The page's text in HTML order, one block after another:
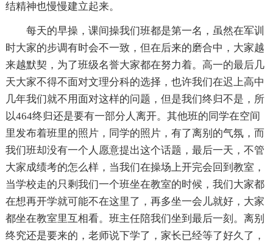
结精神也慢慢建立起来。
每天的早操，课间操我们班都是第一名，虽然在军训
时大家的步调有时会不一致，但在后来的磨合中，大家越
来越默契，为了班级名誉大家都在努力着。高一的最后几
天大家不得不面对文理分科的选择，也许我们在迟上高中
几年我们就不用面对这样的问题，但是我们终归不是，所
以464终归还是要有一部分人离开。其他班的同学在空间
里发布着班里的照片，同学的照片，有了离别的气氛，而
我们班却没有一个人愿意提出这个话题，最后一天，不管
大家成绩考的怎么样，当我们在操场上开完会回到教室，
当学校走的只剩我们一个班坐在教室的时候，我们大家都
在想再开学就可能不在这里了，再多坐一会儿就好，大家
都坐在教室里互相看。班主任陪我们坐到最后一刻。离别
终究还是要来的，老师说下学了，家长已经等了好久了，